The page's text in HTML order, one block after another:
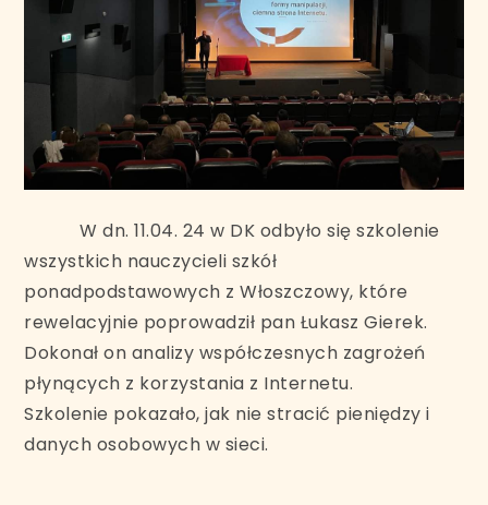
W dn. 11.04. 24 w DK odbyło się szkolenie
wszystkich nauczycieli szkół
ponadpodstawowych z Włoszczowy, które
rewelacyjnie poprowadził pan Łukasz Gierek.
Dokonał on analizy współczesnych zagrożeń
płynących z korzystania z Internetu.
Szkolenie pokazało, jak nie stracić pieniędzy i
danych osobowych w sieci.